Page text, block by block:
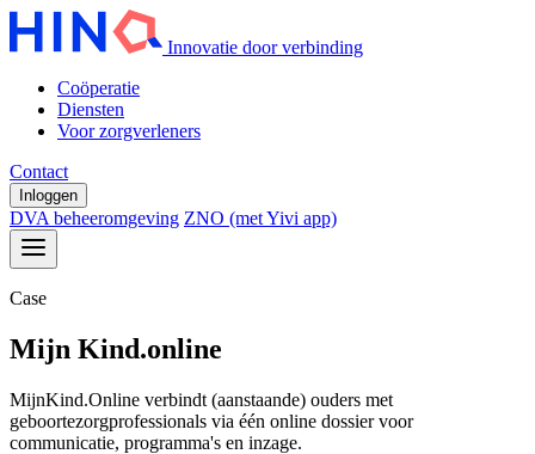
Innovatie door verbinding
Coöperatie
Diensten
Voor zorgverleners
Contact
Inloggen
DVA beheeromgeving ZNO (met Yivi app)
Case
Mijn Kind.online
MijnKind.Online verbindt (aanstaande) ouders met
geboortezorgprofessionals via één online dossier voor
communicatie, programma's en inzage.